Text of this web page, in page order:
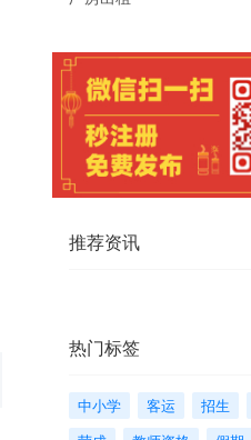
推荐资讯
热门标签
中小学 客运 招生